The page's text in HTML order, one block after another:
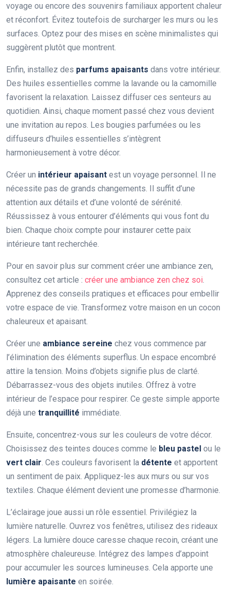
voyage ou encore des souvenirs familiaux apportent chaleur
et réconfort. Évitez toutefois de surcharger les murs ou les
surfaces. Optez pour des mises en scène minimalistes qui
suggèrent plutôt que montrent.
Enfin, installez des parfums apaisants dans votre intérieur.
Des huiles essentielles comme la lavande ou la camomille
favorisent la relaxation. Laissez diffuser ces senteurs au
quotidien. Ainsi, chaque moment passé chez vous devient
une invitation au repos. Les bougies parfumées ou les
diffuseurs d’huiles essentielles s’intègrent
harmonieusement à votre décor.
Créer un intérieur apaisant est un voyage personnel. Il ne
nécessite pas de grands changements. Il suffit d’une
attention aux détails et d’une volonté de sérénité.
Réussissez à vous entourer d’éléments qui vous font du
bien. Chaque choix compte pour instaurer cette paix
intérieure tant recherchée.
Pour en savoir plus sur comment créer une ambiance zen,
consultez cet article : créer une ambiance zen chez soi.
Apprenez des conseils pratiques et efficaces pour embellir
votre espace de vie. Transformez votre maison en un cocon
chaleureux et apaisant.
Créer une ambiance sereine chez vous commence par
l’élimination des éléments superflus. Un espace encombré
attire la tension. Moins d’objets signifie plus de clarté.
Débarrassez-vous des objets inutiles. Offrez à votre
intérieur de l’espace pour respirer. Ce geste simple apporte
déjà une tranquillité immédiate.
Ensuite, concentrez-vous sur les couleurs de votre décor.
Choisissez des teintes douces comme le bleu pastel ou le
vert clair. Ces couleurs favorisent la détente et apportent
un sentiment de paix. Appliquez-les aux murs ou sur vos
textiles. Chaque élément devient une promesse d’harmonie.
L’éclairage joue aussi un rôle essentiel. Privilégiez la
lumière naturelle. Ouvrez vos fenêtres, utilisez des rideaux
légers. La lumière douce caresse chaque recoin, créant une
atmosphère chaleureuse. Intégrez des lampes d’appoint
pour accumuler les sources lumineuses. Cela apporte une
lumière apaisante en soirée.